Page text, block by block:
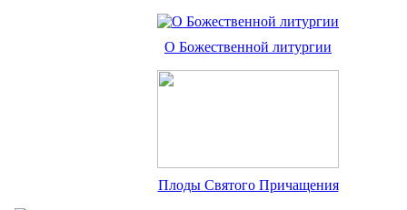
О Божественной литургии
Плоды Святого Причащения